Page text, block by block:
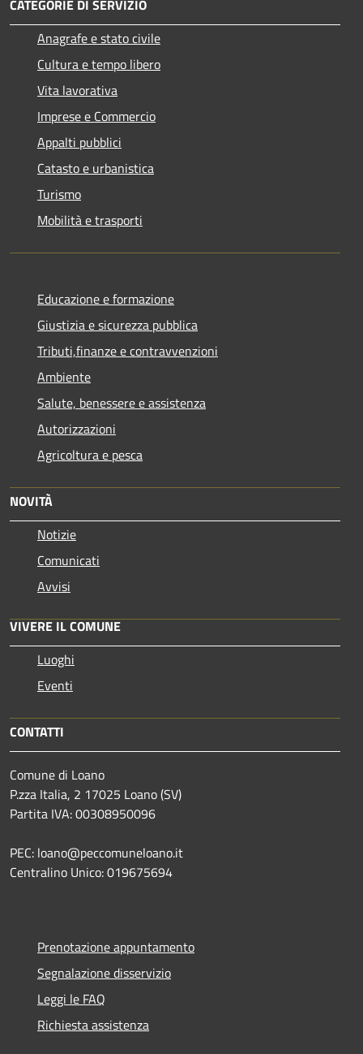
CATEGORIE DI SERVIZIO
Anagrafe e stato civile
Cultura e tempo libero
Vita lavorativa
Imprese e Commercio
Appalti pubblici
Catasto e urbanistica
Turismo
Mobilità e trasporti
Educazione e formazione
Giustizia e sicurezza pubblica
Tributi,finanze e contravvenzioni
Ambiente
Salute, benessere e assistenza
Autorizzazioni
Agricoltura e pesca
NOVITÀ
Notizie
Comunicati
Avvisi
VIVERE IL COMUNE
Luoghi
Eventi
CONTATTI
Comune di Loano
P.zza Italia, 2 17025 Loano (SV)
Partita IVA: 00308950096
PEC: loano@peccomuneloano.it
Centralino Unico: 019675694
Prenotazione appuntamento
Segnalazione disservizio
Leggi le FAQ
Richiesta assistenza